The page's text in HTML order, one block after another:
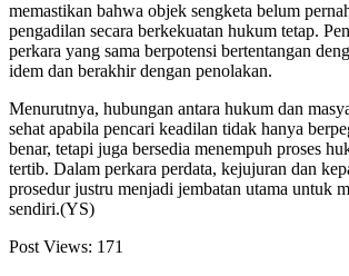
memastikan bahwa objek sengketa belum
pengadilan secara berkekuatan hukum tetap.
perkara yang sama berpotensi bertentangan
idem dan berakhir dengan penolakan.
Menurutnya, hubungan antara hukum dan
sehat apabila pencari keadilan tidak hanya
benar, tetapi juga bersedia menempuh proses
tertib. Dalam perkara perdata, kejujuran dan
prosedur justru menjadi jembatan utama untuk
sendiri.(YS)
Post Views: 171